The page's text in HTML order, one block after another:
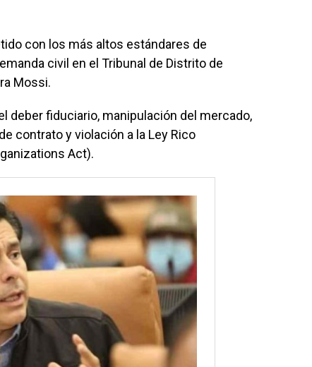
con los más altos estándares de
civil en el Tribunal de Distrito de
Mossi.
deber fiduciario, manipulación del mercado,
contrato y violación a la Ley Rico
Act).